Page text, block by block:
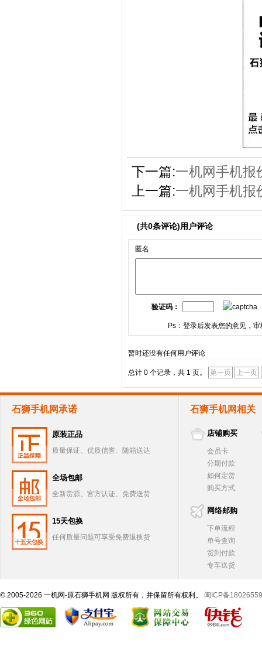
下一篇:一机网手机报
上一篇:一机网手机报
(共0条评论)用户评论
匿名
验证码：
Ps：登录后发表您的意见，
暂时还没有任何用户评论
总计 0 个记录，共 1 页。 第一页 上一页
石狮手机网承诺
原装正品
质量保证、优质信誉、随箱送达
全场包邮
全新货源、官方认证、免费送货
15天包换
任何质量问题可享受免费退换货
石狮手机网相关
店铺购买
会员卡
分期付款
如何定货
购买方式
网络邮购
下单流程
单号查询
货到付款
专车送货
© 2005-2026 一机网-原石狮手机网 版权所有，并保留所有权利。 闽ICP备